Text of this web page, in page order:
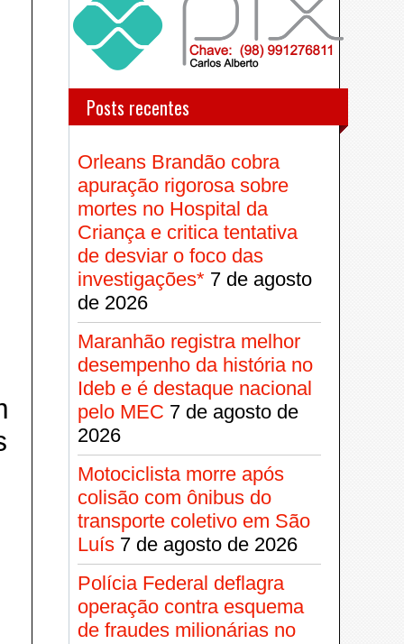
Posts recentes
Orleans Brandão cobra
apuração rigorosa sobre
mortes no Hospital da
Criança e critica tentativa
de desviar o foco das
investigações* 7 de agosto
de 2026
Maranhão registra melhor
desempenho da história no
Ideb e é destaque nacional
pelo MEC 7 de agosto de
2026
Motociclista morre após
colisão com ônibus do
transporte coletivo em São
Luís 7 de agosto de 2026
Polícia Federal deflagra
operação contra esquema
de fraudes milionárias no